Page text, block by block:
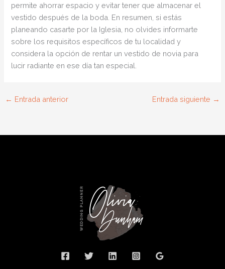
permite ahorrar espacio y evitar tener que almacenar el
vestido después de la boda. En resumen, si estás
planeando casarte por la Iglesia, no olvides informarte
sobre los requisitos específicos de tu localidad y
considera la opción de rentar un vestido de novia para
lucir radiante en ese día tan especial.
← Entrada anterior Entrada siguiente →